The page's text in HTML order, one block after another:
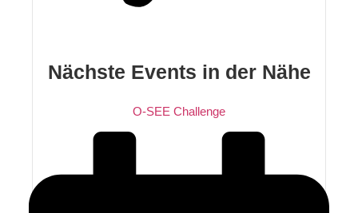
Nächste Events in der Nähe
O-SEE Challenge